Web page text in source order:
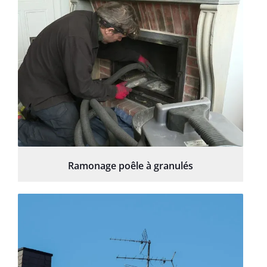
Ramonage poêle à granulés